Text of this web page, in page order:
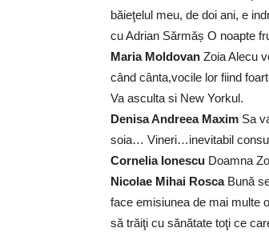
băieţelul meu, de doi ani, e
cu Adrian Sărmăș O noapte
Maria Moldovan Zoia Alecu
când cânta,vocile lor fiind
Va asculta si New Yorkul.
Denisa Andreea Maxim Sa
soia… Vineri…inevitabil
Cornelia Ionescu Doamna
Nicolae Mihai Rosca Bună
face emisiunea de mai multe
să trăiţi cu sănătate toţi ce